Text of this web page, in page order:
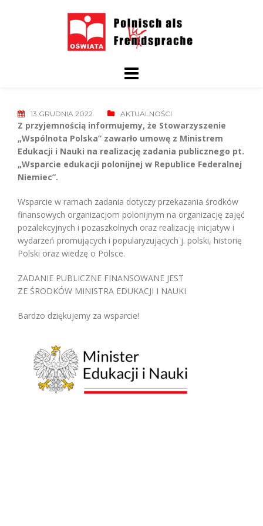
13 GRUDNIA 2022 AKTUALNOŚCI
Z przyjemnością informujemy, że Stowarzyszenie
„Wspólnota Polska” zawarło umowę z Ministrem
Edukacji i Nauki na realizację zadania publicznego pt.
„Wsparcie edukacji polonijnej w Republice Federalnej
Niemiec”.
Wsparcie w ramach zadania dotyczy przekazania środków
finansowych organizacjom polonijnym na organizację zajęć
pozalekcyjnych i pozaszkolnych oraz realizację inicjatyw i
wydarzeń promujących i popularyzujących j. polski, historię
Polski oraz wiedzę o Polsce.
ZADANIE PUBLICZNE FINANSOWANE JEST
ZE ŚRODKÓW MINISTRA EDUKACJI I NAUKI
Bardzo dziękujemy za wsparcie!